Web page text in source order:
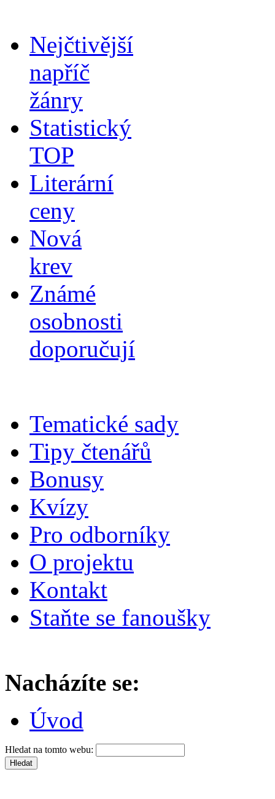
Nejčtivější
napříč
žánry
Statistický
TOP
Literární
ceny
Nová
krev
Známé
osobnosti
doporučují
Tematické sady
Tipy čtenářů
Bonusy
Kvízy
Pro odborníky
O projektu
Kontakt
Staňte se fanoušky
Nacházíte se:
Úvod
Hledat na tomto webu: